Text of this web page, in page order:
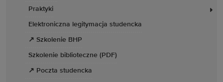
Praktyki
Elektroniczna legitymacja studencka
↗ Szkolenie BHP
Szkolenie biblioteczne (PDF)
↗ Poczta studencka